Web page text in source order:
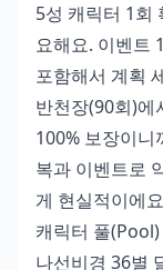
5성 캐릭터 1회
요해요. 이벤트
포함해서 계획
반천장(90회)에
100% 보장이니
복과 이벤트로
게 현실적이에
캐릭터 풀
나선비경 36별